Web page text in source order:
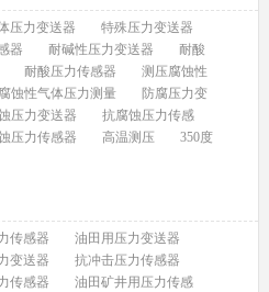
压力变送器
特殊压力变送器
器 耐碱性压力变送器
耐酸
耐酸压力传感器
测压腐蚀性
腐蚀性气体压力测量
防腐压力变
压力变送器
抗腐蚀压力传感
压力传感器 高温测压
350度
传感器
油田用压力变送器
变送器
抗冲击压力传感器
传感器
油田矿井用压力传感